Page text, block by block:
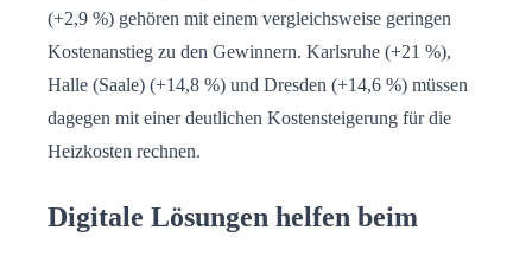
(+2,9 %) gehören mit einem vergleichsweise geringen
Kostenanstieg zu den Gewinnern. Karlsruhe (+21 %),
Halle (Saale) (+14,8 %) und Dresden (+14,6 %) müssen
dagegen mit einer deutlichen Kostensteigerung für die
Heizkosten rechnen.
Digitale Lösungen helfen beim